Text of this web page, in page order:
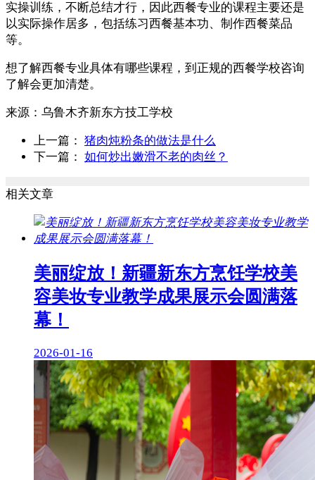
实操训练，不断总结才行，因此西餐专业的课程主要还是
以实际操作居多，包括练习西餐基本功、制作西餐菜品
等。
想了解西餐专业具体有哪些课程，到正规的西餐学校咨询
了解会更加清楚。
来源： 乌鲁木齐新东方技工学校
上一篇： 猪肉炖粉条的做法是什么
下一篇： 如何炒出嫩滑不老的肉丝？
相关文章
美丽绽放！新疆新东方烹饪学校美
容美妆专业教学成果展示会圆满落
幕！
2026-01-16